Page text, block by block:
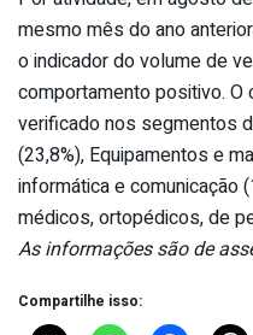
mesmo mês do ano
o indicador do volume de
comportamento positivo.
verificado nos segmentos
(23,8%), Equipamentos e
informática e comunicação
médicos, ortopédicos, de
As informações são de
Compartilhe isso: